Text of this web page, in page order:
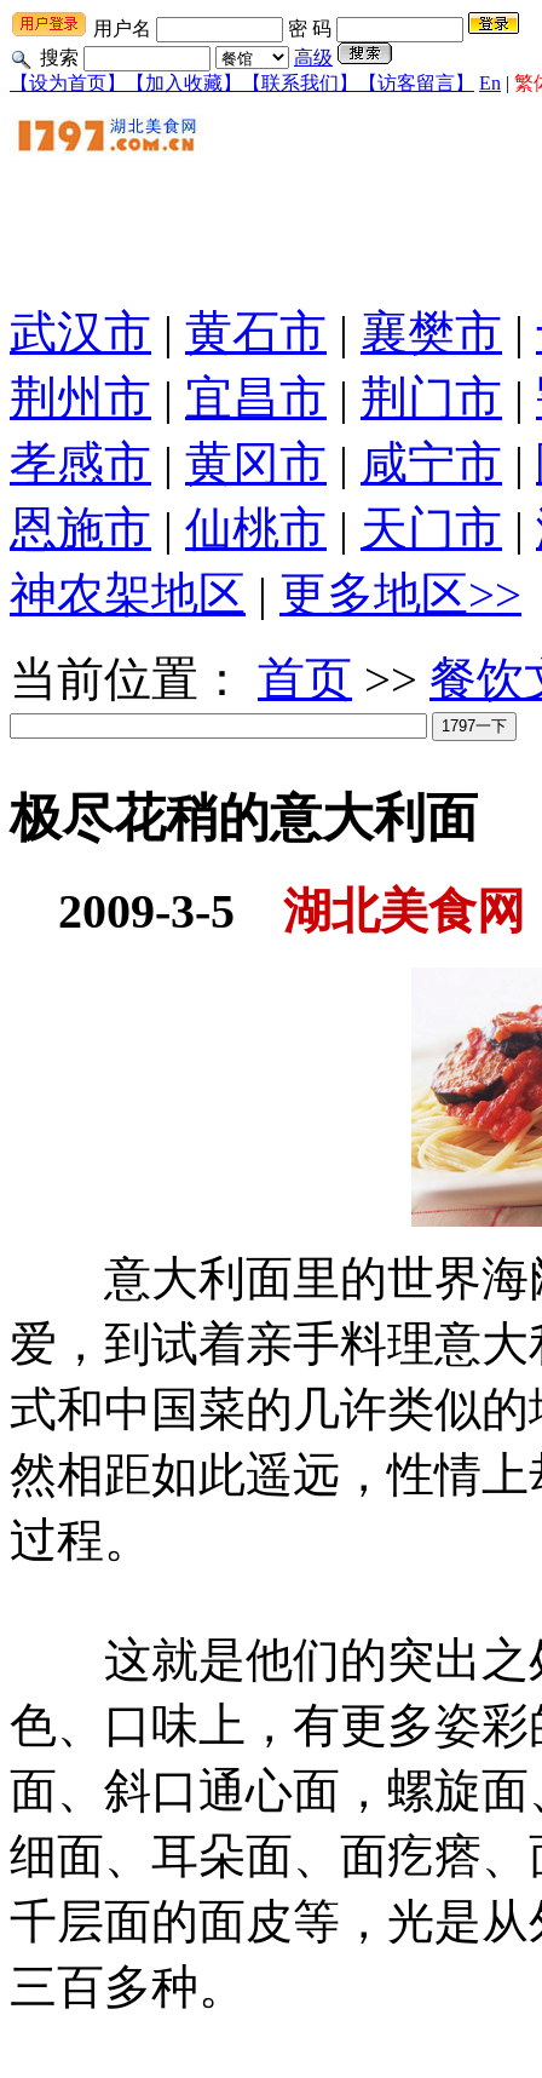
用户名
密 码
搜索
高级
【设为首页】
【加入收藏】 【联系我们】 【访客留言】 En | 繁
武汉市 | 黄石市 | 襄樊市 |
荆州市 | 宜昌市 | 荆门市 |
孝感市 | 黄冈市 | 咸宁市 |
恩施市 | 仙桃市 | 天门市 |
神农架地区 | 更多地区>>
当前位置： 首页 >> 餐饮
极尽花稍的意大利面
2009-3-5 湖北美食网
意大利面里的世界海
爱，到试着亲手料理意
式和中国菜的几许类似
然相距如此遥远，性情
过程。
这就是他们的突出之
色、口味上，有更多姿
面、斜口通心面，螺旋
细面、耳朵面、面疙瘩
千层面的面皮等，光是
三百多种。